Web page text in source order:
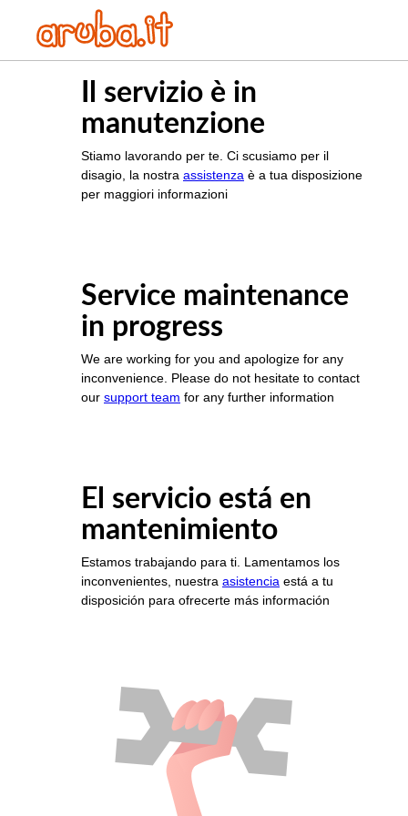
Il servizio è in
manutenzione
Stiamo lavorando per te. Ci scusiamo per il
disagio, la nostra assistenza è a tua disposizione
per maggiori informazioni
Service maintenance
in progress
We are working for you and apologize for any
inconvenience. Please do not hesitate to contact
our support team for any further information
El servicio está en
mantenimiento
Estamos trabajando para ti. Lamentamos los
inconvenientes, nuestra asistencia está a tu
disposición para ofrecerte más información